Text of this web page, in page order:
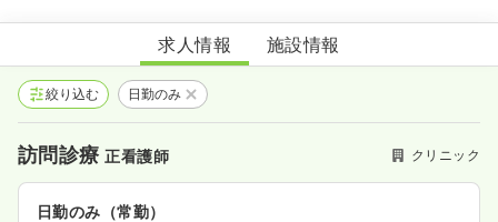
ひかりクリニック和光
求人情報 施設情報
絞り込む 日勤のみ
訪問診療正看護師 クリニック
日勤のみ（常勤）